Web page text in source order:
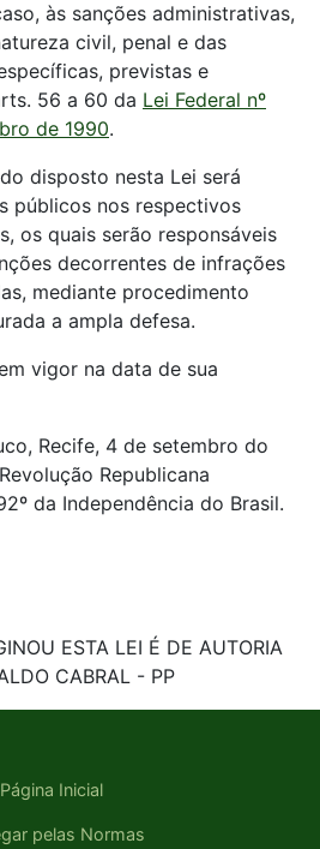
às sanções administrativas,
civil, penal e das
previstas e
56 a 60 da Lei Federal nº
de 1990.
disposto nesta Lei será
públicos nos respectivos
os quais serão responsáveis
decorrentes de infrações
mediante procedimento
a ampla defesa.
vigor na data de sua
Recife, 4 de setembro do
Republicana
da Independência do Brasil.
ESTA LEI É DE AUTORIA
CABRAL - PP
Página Inicial
pelas Normas